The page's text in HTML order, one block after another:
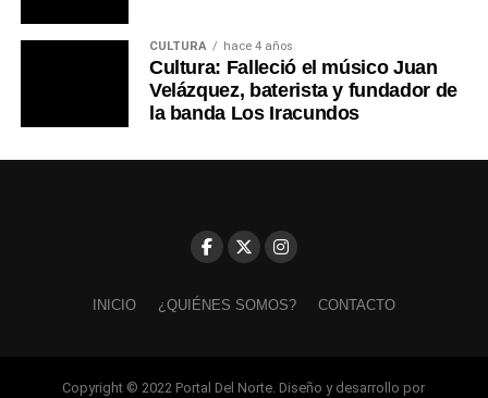
CULTURA hace 4 años
Cultura: Falleció el músico Juan
Velázquez, baterista y fundador de
la banda Los Iracundos
INICIO ¿QUIÉNES SOMOS? CONTACTO
Copyright © 2022 Portal Del Norte. Diseño y desarrollo por